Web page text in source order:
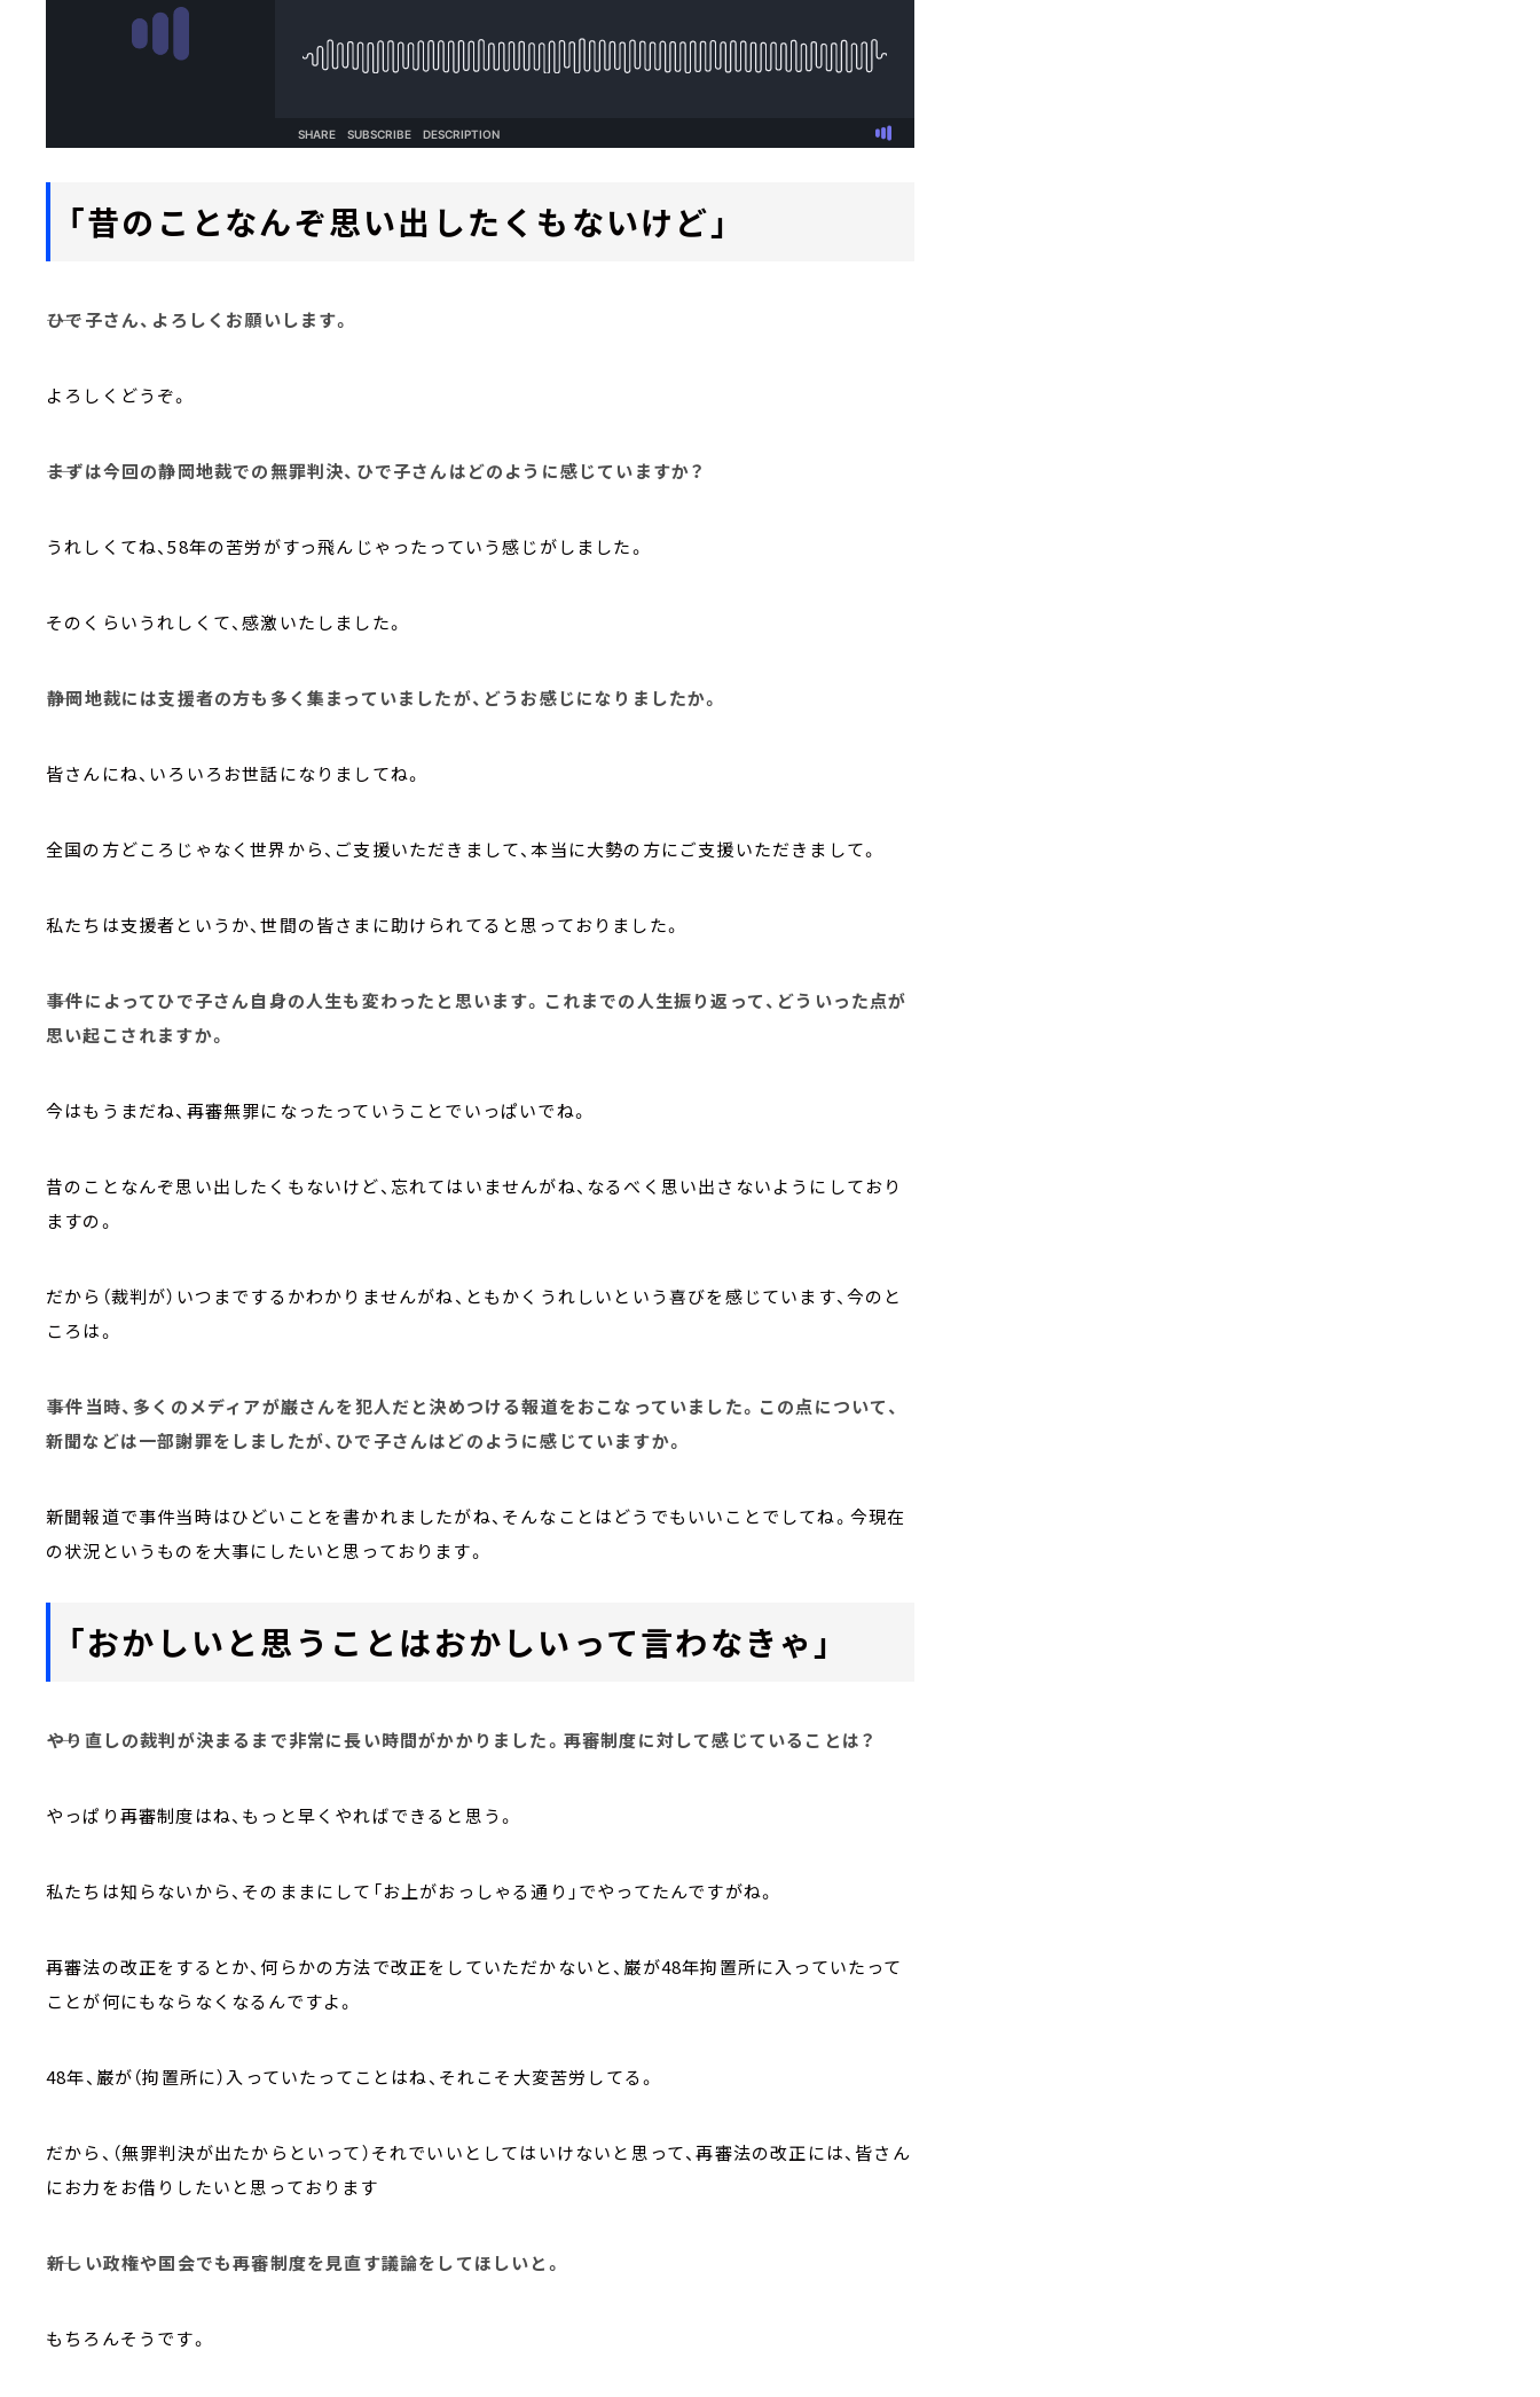
「昔のことなんぞ思い出したくもないけど」
――ひで子さん、よろしくお願いします。
よろしくどうぞ。
――まずは今回の静岡地裁での無罪判決、ひで子さんはどのように感じていますか？
うれしくてね、58年の苦労がすっ飛んじゃったっていう感じがしました。
そのくらいうれしくて、感激いたしました。
――静岡地裁には支援者の方も多く集まっていましたが、どうお感じになりましたか。
皆さんにね、いろいろお世話になりましてね。
全国の方どころじゃなく世界から、ご支援いただきまして、本当に大勢の方にご支援いただきまして。
私たちは支援者というか、世間の皆さまに助けられてると思っておりました。
――事件によってひで子さん自身の人生も変わったと思います。これまでの人生振り返って、どういった点が
思い起こされますか。
今はもうまだね、再審無罪になったっていうことでいっぱいでね。
昔のことなんぞ思い出したくもないけど、忘れてはいませんがね、なるべく思い出さないようにしており
ますの。
だから（裁判が）いつまでするかわかりませんがね、ともかくうれしいという喜びを感じています、今のと
ころは。
――事件当時、多くのメディアが巌さんを犯人だと決めつける報道をおこなっていました。この点について、
新聞などは一部謝罪をしましたが、ひで子さんはどのように感じていますか。
新聞報道で事件当時はひどいことを書かれましたがね、そんなことはどうでもいいことでしてね。今現在
の状況というものを大事にしたいと思っております。
「おかしいと思うことはおかしいって言わなきゃ」
――やり直しの裁判が決まるまで非常に長い時間がかかりました。再審制度に対して感じていることは？
やっぱり再審制度はね、もっと早くやればできると思う。
私たちは知らないから、そのままにして「お上がおっしゃる通り」でやってたんですがね。
再審法の改正をするとか、何らかの方法で改正をしていただかないと、巌が48年拘置所に入っていたって
ことが何にもならなくなるんですよ。
48年、巌が（拘置所に）入っていたってことはね、それこそ大変苦労してる。
だから、（無罪判決が出たからといって）それでいいとしてはいけないと思って、再審法の改正には、皆さん
にお力をお借りしたいと思っております
――新しい政権や国会でも再審制度を見直す議論をしてほしいと。
もちろんそうです。